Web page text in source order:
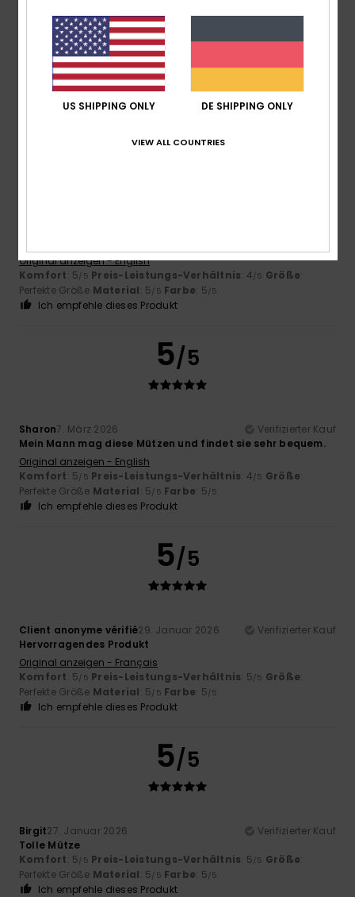
Sharon7. März 2026
Mein Mann mag diese Mützen
Original anzeigen - English
Preis-Leistungs-Verhältnis
Material: 5/5 Farbe: 5/5
Ich empfehle dieses Produkt
5
Original anzeigen - English
Komfort: 5/5 Preis-Leistungs-Verhältnis: 4/5 Größe:
Perfekte Größe Material: 5/5 Farbe: 5/5
Ich empfehle dieses Produkt
5/5
Sharon7. März 2026
Verifizierter Kauf
Mein Mann mag diese Mützen und findet sie sehr bequem.
Original anzeigen - English
Komfort: 5/5 Preis-Leistungs-Verhältnis: 4/5 Größe:
Perfekte Größe Material: 5/5 Farbe: 5/5
Ich empfehle dieses Produkt
5/5
Client anonyme vérifié29. Januar 2026
Verifizierter Kauf
Hervorragendes Produkt
Original anzeigen - Français
Komfort: 5/5 Preis-Leistungs-Verhältnis: 5/5 Größe:
Perfekte Größe Material: 5/5 Farbe: 5/5
Ich empfehle dieses Produkt
5/5
Birgit27. Januar 2026
Verifizierter Kauf
Tolle Mütze
Komfort: 5/5 Preis-Leistungs-Verhältnis: 5/5 Größe:
Perfekte Größe Material: 5/5 Farbe: 5/5
Ich empfehle dieses Produkt
US SHIPPING ONLY DE SHIPPING ONLY
VIEW ALL COUNTRIES